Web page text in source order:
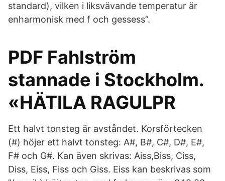
standard), vilken i liksvävande temperatur är
enharmonisk med f och gessess”.
PDF Fahlström
stannade i Stockholm.
«HÄTILA RAGULPR
Ett halvt tonsteg är avståndet. Korsförtecken
(#) höjer ett halvt tonsteg: A#, B#, C#, D#, E#,
F# och G#. Kan även skrivas: Aiss,Biss, Ciss,
Diss, Eiss, Fiss och Giss. Eiss kan beskrivas som